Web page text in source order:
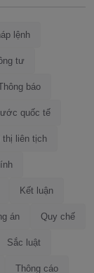
lệnh
tư
báo
quốc tế
thị liên tịch
Kết luận
án Quy chế
Sắc luật
Thông cáo